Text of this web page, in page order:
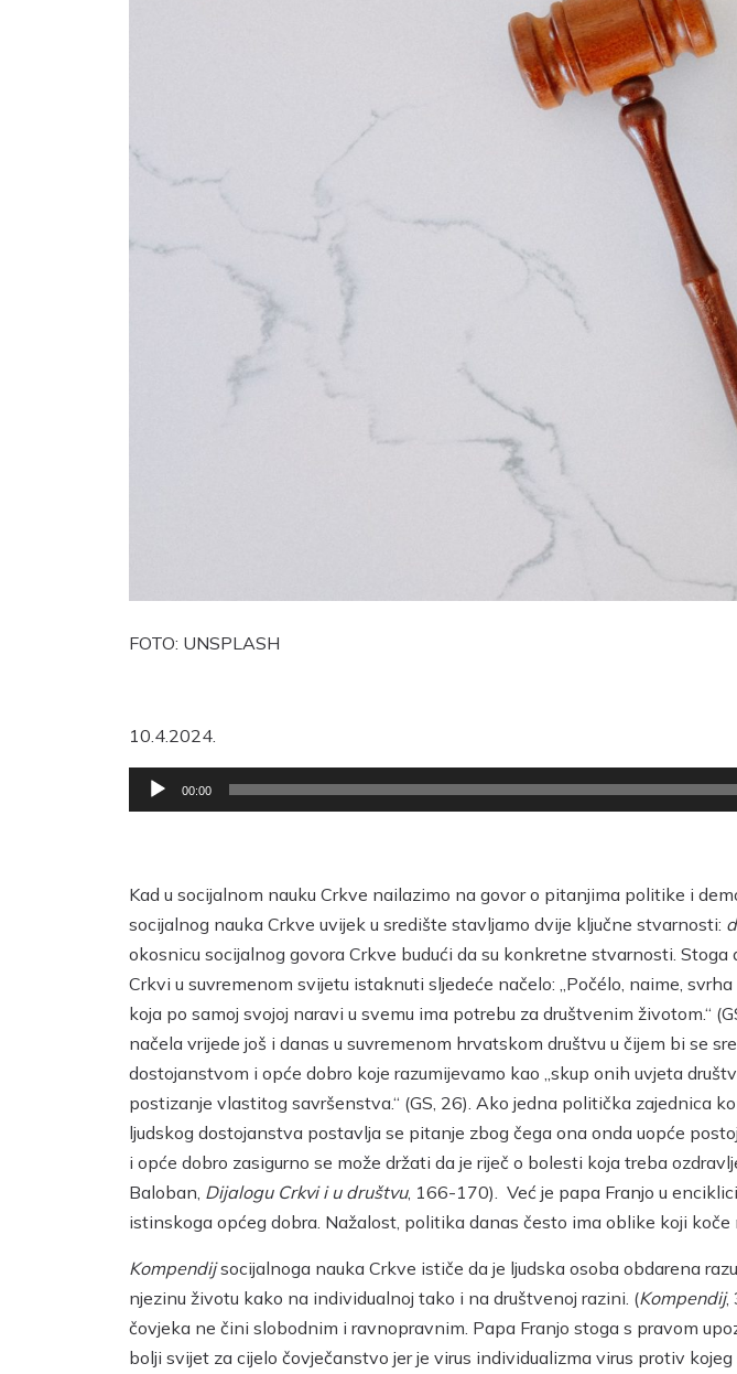
FOTO: UNSPLASH
10.4.2024.
Reproduktor
audiozapisa
00:00
Kad u socijalnom nauku Crkve nailazimo na govor o pitanjima politike i
socijalnog nauka Crkve uvijek u središte stavljamo dvije ključne stvarnosti:
okosnicu socijalnog govora Crkve budući da su konkretne stvarnosti.
Crkvi u suvremenom svijetu istaknuti sljedeće načelo: „Počélo, naime,
koja po samoj svojoj naravi u svemu ima potrebu za društvenim životom.“
načela vrijede još i danas u suvremenom hrvatskom društvu u čijem bi se
dostojanstvom i opće dobro koje razumijevamo kao „skup onih uvjeta
postizanje vlastitog savršenstva.“ (GS, 26). Ako jedna politička zajednica
ljudskog dostojanstva postavlja se pitanje zbog čega ona onda uopće
i opće dobro zasigurno se može držati da je riječ o bolesti koja treba
Baloban, Dijalogu Crkvi i u društvu, 166-170). Već je papa Franjo u enciklici
istinskoga općeg dobra. Nažalost, politika danas često ima oblike koji koče
Kompendijsocijalnoga nauka Crkve ističe da je ljudska osoba obdarena
njezinu životu kako na individualnoj tako i na društvenoj razini. (Kompendij,
čovjeka ne čini slobodnim i ravnopravnim. Papa Franjo stoga s pravom
bolji svijet za cijelo čovječanstvo jer je virus individualizma virus protiv